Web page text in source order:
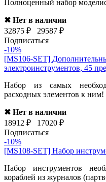
Полноценный набор
✖ Нет в наличии
32875 ₽
29587 ₽
Подписаться
-10%
[MS106-SET]
электроинструментов, 45
Набор из самых
расходных элементов к ним!
✖ Нет в наличии
18912 ₽
17020 ₽
Подписаться
-10%
[MS108-SET] Набор
Набор инструментов
кораблей из журналов